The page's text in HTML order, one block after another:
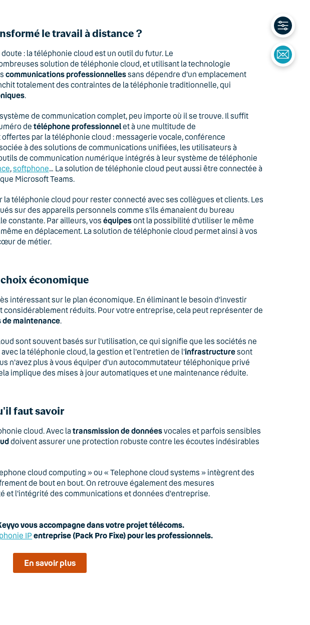
le travail à distance ?
: la téléphonie cloud est un outil du futur. Le
solution de téléphonie cloud, et utilisant la technologie
communications professionnellessans dépendre d'un emplacement
totalement des contraintes de la téléphonie traditionnelle, qui
.
de communication complet, peu importe où il se trouve. Il suffit
de téléphone professionnelet à une multitude de
par la téléphonie cloud : messagerie vocale, conférence
à des solutions de communications unifiées, les utilisateurs à
de communication numérique intégrés à leur système de téléphonie
,softphone… La solution de téléphonie cloud peut aussi être connectée à
Microsoft Teams.
téléphonie cloud pour rester connecté avec ses collègues et clients. Les
sur des appareils personnels comme s'ils émanaient du bureau
constante. Par ailleurs, vos équipesont la possibilité d'utiliser le même
en déplacement. La solution de téléphonie cloud permet ainsi à vos
de métier.
économique
intéressant sur le plan économique. En éliminant le besoin d'investir
considérablement réduits. Pour votre entreprise, cela peut représenter de
de maintenance.
sont souvent basés sur l'utilisation, ce qui signifie que les sociétés ne
la téléphonie cloud, la gestion et l'entretien de l'infrastructuresont
n'avez plus à vous équiper d'un autocommutateur téléphonique privé
implique des mises à jour automatiques et une maintenance réduite.
faut savoir
cloud. Avec la transmission de donnéesvocales et parfois sensibles
doivent assurer une protection robuste contre les écoutes indésirables
cloud computing » ou « Telephone cloud systems » intègrent des
de bout en bout. On retrouve également des mesures
et l'intégrité des communications et données d'entreprise.
vous accompagne dans votre projet télécoms.
IP entreprise (Pack Pro Fixe) pour les professionnels.
En savoir plus